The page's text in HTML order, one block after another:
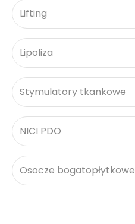
Lifting
Lipoliza
Stymulatory tkankowe
NICI PDO
Osocze bogatopłytkowe